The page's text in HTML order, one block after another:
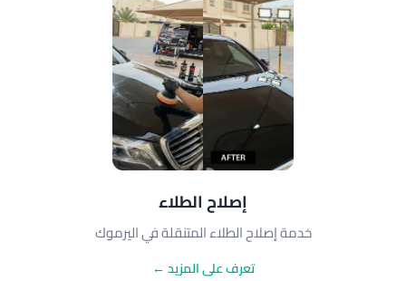
إصلاح الطلاء
خدمة إصلاح الطلاء المتنقلة في اليرموك
تعرف على المزيد ←